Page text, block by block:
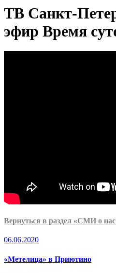
ТВ Санкт-
эфир Время
Вернуться в раздел «СМИ о
06.06.2020
«Метелица» в Приютино